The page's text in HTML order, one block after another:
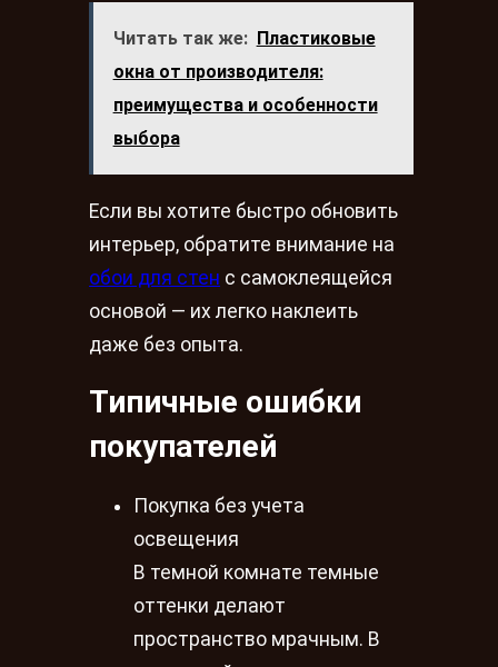
Читать так же:
Пластиковые
окна от производителя:
преимущества и особенности
выбора
Если вы хотите быстро обновить
интерьер, обратите внимание на
обои для стен с самоклеящейся
основой — их легко наклеить
даже без опыта.
Типичные ошибки
покупателей
Покупка без учета
освещения
В темной комнате темные
оттенки делают
пространство мрачным. В